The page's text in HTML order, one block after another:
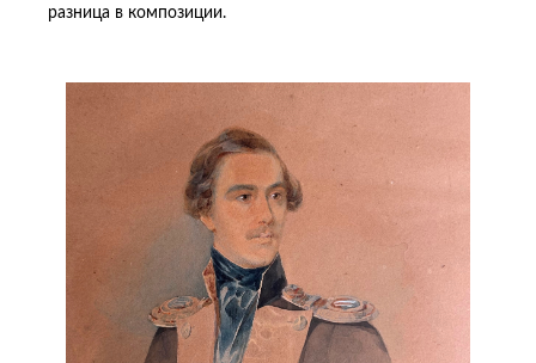
разница в композиции.